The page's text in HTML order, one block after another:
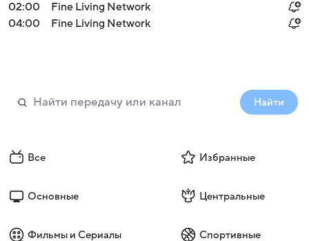
02:00
Fine Living Network
04:00
Fine Living Network
Найти
Все Избранные
Основные Центральные
Фильмы и Сериалы Спортивные